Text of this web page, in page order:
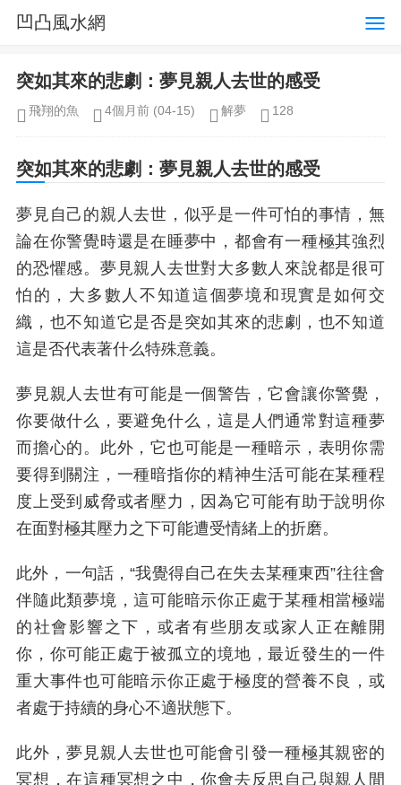
凹凸風水網
突如其來的悲劇：夢見親人去世的感受
飛翔的魚 4個月前 (04-15) 解夢 128
突如其來的悲劇：夢見親人去世的感受
夢見自己的親人去世，似乎是一件可怕的事情，無
論在你警覺時還是在睡夢中，都會有一種極其強烈
的恐懼感。夢見親人去世對大多數人來說都是很可
怕的，大多數人不知道這個夢境和現實是如何交
織，也不知道它是否是突如其來的悲劇，也不知道
這是否代表著什么特殊意義。
夢見親人去世有可能是一個警告，它會讓你警覺，
你要做什么，要避免什么，這是人們通常對這種夢
而擔心的。此外，它也可能是一種暗示，表明你需
要得到關注，一種暗指你的精神生活可能在某種程
度上受到威脅或者壓力，因為它可能有助于說明你
在面對極其壓力之下可能遭受情緒上的折磨。
此外，一句話，“我覺得自己在失去某種東西”往往會
伴隨此類夢境，這可能暗示你正處于某種相當極端
的社會影響之下，或者有些朋友或家人正在離開
你，你可能正處于被孤立的境地，最近發生的一件
重大事件也可能暗示你正處于極度的營養不良，或
者處于持續的身心不適狀態下。
此外，夢見親人去世也可能會引發一種極其親密的
冥想，在這種冥想之中，你會去反思自己與親人間